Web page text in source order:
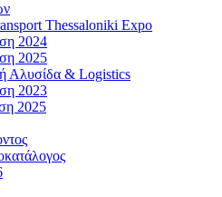
Thessaloniki Expo
2024
2025
Αλυσίδα & Logistics
2023
2025